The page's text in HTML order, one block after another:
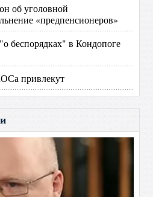
об уголовной
«предпенсионеров»
беспорядках" в Кондопоге
привлекут